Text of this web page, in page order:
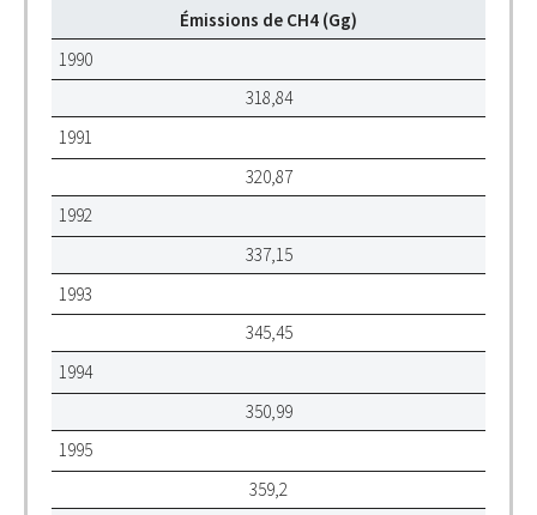
Émissions de CH4 (Gg)
1990
318,84
1991
320,87
1992
337,15
1993
345,45
1994
350,99
1995
359,2